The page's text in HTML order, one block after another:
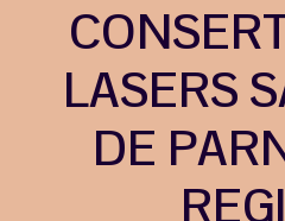
LASERS
DE